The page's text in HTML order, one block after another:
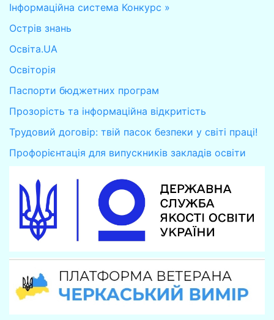
Інформаційна система Конкурс »
Острів знань
Освіта.UA
Освіторія
Паспорти бюджетних програм
Прозорість та інформаційна відкритість
Трудовий договір: твій пасок безпеки у світі праці!
Профорієнтація для випускників закладів освіти